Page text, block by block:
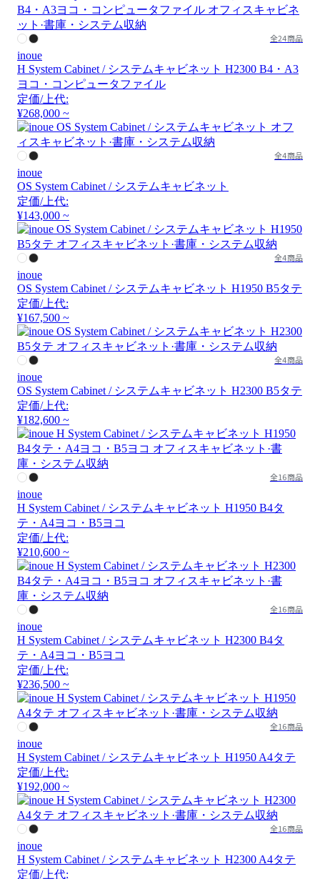
全24商品
inoue
H System Cabinet / システムキャビネット H2300 B4・A3
ヨコ・コンピュータファイル
定価/上代:
¥268,000 ~
全4商品
inoue
OS System Cabinet / システムキャビネット
定価/上代:
¥143,000 ~
全4商品
inoue
OS System Cabinet / システムキャビネット H1950 B5タテ
定価/上代:
¥167,500 ~
全4商品
inoue
OS System Cabinet / システムキャビネット H2300 B5タテ
定価/上代:
¥182,600 ~
全16商品
inoue
H System Cabinet / システムキャビネット H1950 B4タ
テ・A4ヨコ・B5ヨコ
定価/上代:
¥210,600 ~
全16商品
inoue
H System Cabinet / システムキャビネット H2300 B4タ
テ・A4ヨコ・B5ヨコ
定価/上代:
¥236,500 ~
全16商品
inoue
H System Cabinet / システムキャビネット H1950 A4タテ
定価/上代:
¥192,000 ~
全16商品
inoue
H System Cabinet / システムキャビネット H2300 A4タテ
定価/上代: